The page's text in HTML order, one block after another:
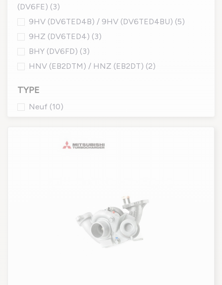
(DV6FE) (3)
9HV (DV6TED4B) / 9HV (DV6TED4BU) (5)
9HZ (DV6TED4) (3)
BHY (DV6FD) (3)
HNV (EB2DTM) / HNZ (EB2DT) (2)
TYPE
Neuf (10)